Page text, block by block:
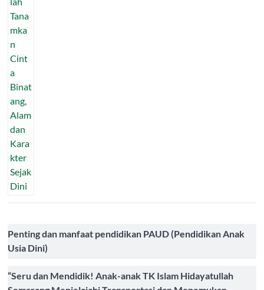
Penting dan manfaat pendidikan PAUD (Pendidikan Anak
Usia Dini)
“Seru dan Mendidik! Anak-anak TK Islam Hidayatullah